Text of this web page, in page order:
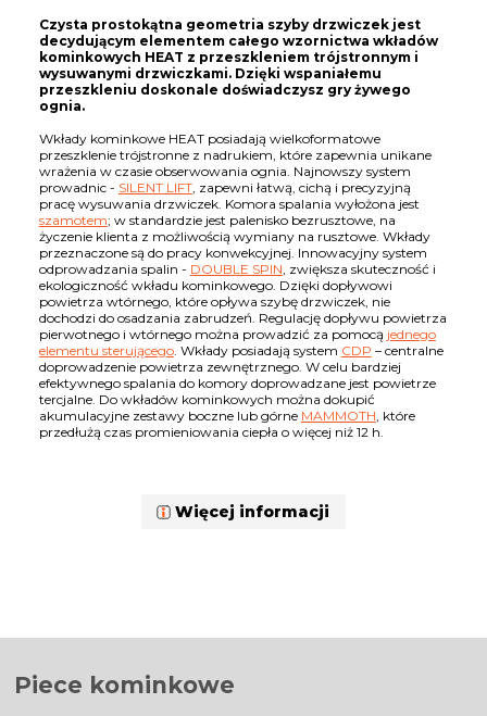
Czysta prostokątna geometria szyby drzwiczek jest
decydującym elementem całego wzornictwa wkładów
kominkowych HEAT z przeszkleniem trójstronnym i
wysuwanymi drzwiczkami. Dzięki wspaniałemu
przeszkleniu doskonale doświadczysz gry żywego
ognia.
Wkłady kominkowe HEAT posiadają wielkoformatowe
przeszklenie trójstronne z nadrukiem, które zapewnia unikane
wrażenia w czasie obserwowania ognia. Najnowszy system
prowadnic - SILENT LIFT, zapewni łatwą, cichą i precyzyjną
pracę wysuwania drzwiczek. Komora spalania wyłożona jest
szamotem; w standardzie jest palenisko bezrusztowe, na
życzenie klienta z możliwością wymiany na rusztowe. Wkłady
przeznaczone są do pracy konwekcyjnej. Innowacyjny system
odprowadzania spalin - DOUBLE SPIN, zwiększa skuteczność i
ekologiczność wkładu kominkowego. Dzięki dopływowi
powietrza wtórnego, które opływa szybę drzwiczek, nie
dochodzi do osadzania zabrudzeń. Regulację dopływu powietrza
pierwotnego i wtórnego można prowadzić za pomocą jednego
elementu sterującego. Wkłady posiadają system CDP – centralne
doprowadzenie powietrza zewnętrznego. W celu bardziej
efektywnego spalania do komory doprowadzane jest powietrze
tercjalne. Do wkładów kominkowych można dokupić
akumulacyjne zestawy boczne lub górne MAMMOTH, które
przedłużą czas promieniowania ciepła o więcej niż 12 h.
Więcej informacji
Piece kominkowe